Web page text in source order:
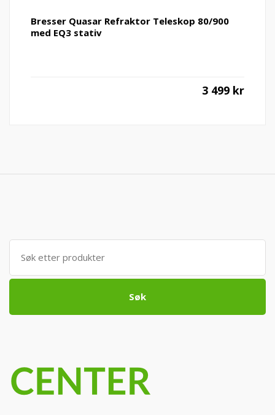
Bresser Quasar Refraktor Teleskop 80/900
med EQ3 stativ
3 499 kr
Søk
etter:
Søk